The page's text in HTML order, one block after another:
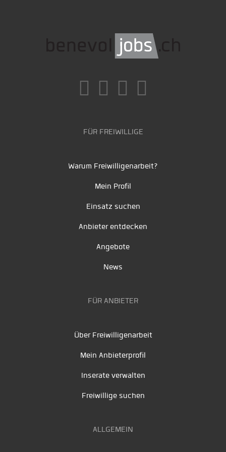
FÜR FREIWILLIGE
Warum Freiwilligenarbeit?
Mein Profil
Einsatz suchen
Anbieter entdecken
Angebote
News
FÜR ANBIETER
Über Freiwilligenarbeit
Mein Anbieterprofil
Inserate verwalten
Freiwillige suchen
ALLGEMEIN